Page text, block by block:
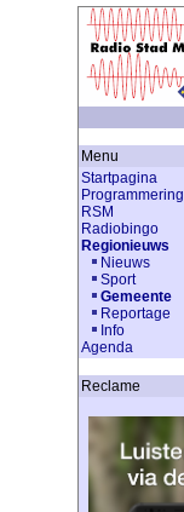
Menu
Startpagina
Programmering
RSM
Radiobingo
Regionieuws
Nieuws
Sport
Gemeente
Reportage
Info
Agenda
Reclame